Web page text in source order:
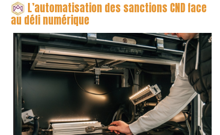
L’automatisation des sanctions CND face
au défi numérique